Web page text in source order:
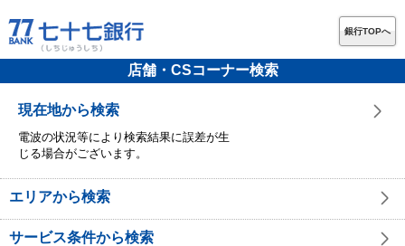
銀行TOPへ
店舗・CSコーナー検索
現在地から検索
電波の状況等により検索結果に誤差が生
じる場合がございます。
エリアから検索
サービス条件から検索